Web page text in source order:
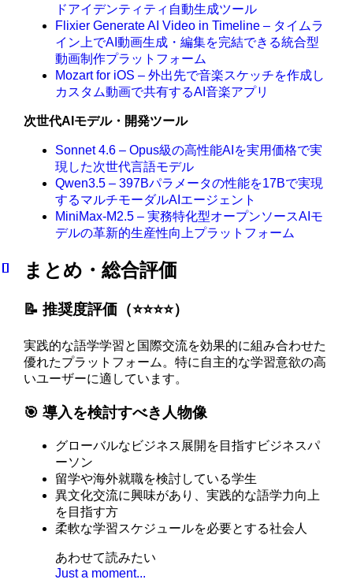
ドアイデンティティ自動生成ツール
Flixier Generate AI Video in Timeline – タイムラ
イン上でAI動画生成・編集を完結できる統合型
動画制作プラットフォーム
Mozart for iOS – 外出先で音楽スケッチを作成し
カスタム動画で共有するAI音楽アプリ
次世代AIモデル・開発ツール
Sonnet 4.6 – Opus級の高性能AIを実用価格で実
現した次世代言語モデル
Qwen3.5 – 397Bパラメータの性能を17Bで実現
するマルチモーダルAIエージェント
MiniMax-M2.5 – 実務特化型オープンソースAIモ
デルの革新的生産性向上プラットフォーム
まとめ・総合評価
📝 推奨度評価（⭐️⭐️⭐️⭐️）
実践的な語学学習と国際交流を効果的に組み合わせた
優れたプラットフォーム。特に自主的な学習意欲の高
いユーザーに適しています。
🎯 導入を検討すべき人物像
グローバルなビジネス展開を目指すビジネスパ
ーソン
留学や海外就職を検討している学生
異文化交流に興味があり、実践的な語学力向上
を目指す方
柔軟な学習スケジュールを必要とする社会人
あわせて読みたい
Just a moment...